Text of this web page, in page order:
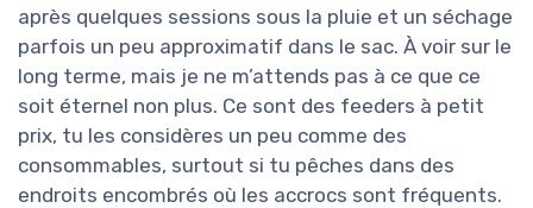
après quelques sessions sous la pluie et un séchage
parfois un peu approximatif dans le sac. À voir sur le
long terme, mais je ne m’attends pas à ce que ce
soit éternel non plus. Ce sont des feeders à petit
prix, tu les considères un peu comme des
consommables, surtout si tu pêches dans des
endroits encombrés où les accrocs sont fréquents.